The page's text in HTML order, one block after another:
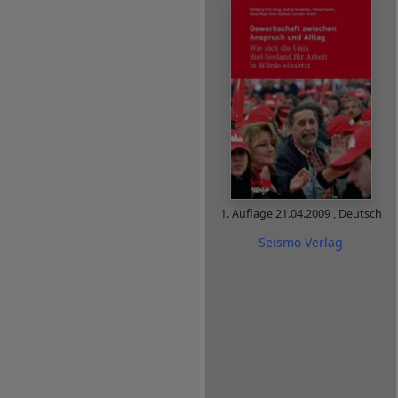
1. Auflage21.04.2009 , Deutsch
Seismo Verlag